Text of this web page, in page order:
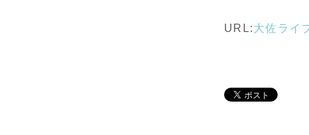
URL:大佐ライ